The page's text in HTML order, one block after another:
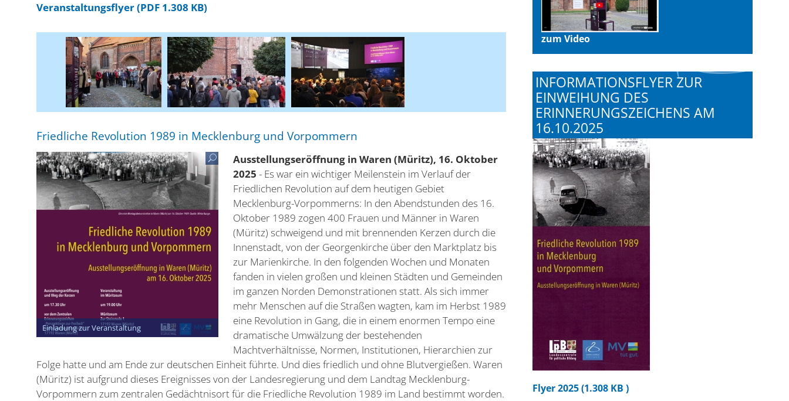
Veranstaltungsflyer (PDF 1.308 KB)
Friedliche Revolution 1989 in Mecklenburg und Vorpommern
Einladung zur Veranstaltung
Ausstellungseröffnung in Waren (Müritz), 16. Oktober
2025 - Es war ein wichtiger Meilenstein im Verlauf der
Friedlichen Revolution auf dem heutigen Gebiet
Mecklenburg-Vorpommerns: In den Abendstunden des 16.
Oktober 1989 zogen 400 Frauen und Männer in Waren
(Müritz) schweigend und mit brennenden Kerzen durch die
Innenstadt, von der Georgenkirche über den Marktplatz bis
zur Marienkirche. In den folgenden Wochen und Monaten
fanden in vielen großen und kleinen Städten und Gemeinden
im ganzen Norden Demonstrationen statt. Als sich immer
mehr Menschen auf die Straßen wagten, kam im Herbst 1989
eine Revolution in Gang, die in einem enormen Tempo eine
dramatische Umwälzung der bestehenden
Machtverhältnisse, Normen, Institutionen, Hierarchien zur
Folge hatte und am Ende zur deutschen Einheit führte. Und dies friedlich und ohne Blutvergießen. Waren
(Müritz) ist aufgrund dieses Ereignisses von der Landesregierung und dem Landtag Mecklenburg-
Vorpommern zum zentralen Gedächtnisort für die Friedliche Revolution 1989 im Land bestimmt worden.
zum Video
INFORMATIONSFLYER ZUR
EINWEIHUNG DES
ERINNERUNGSZEICHENS AM
16.10.2025
Flyer 2025 (1.308 KB )